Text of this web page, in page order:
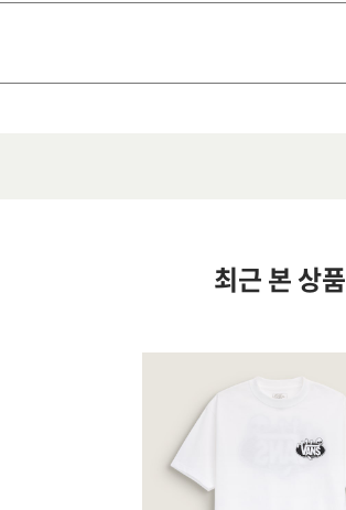
최근 본 상품